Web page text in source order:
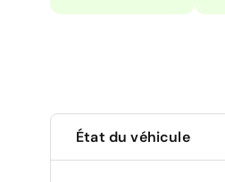
État du véhicule